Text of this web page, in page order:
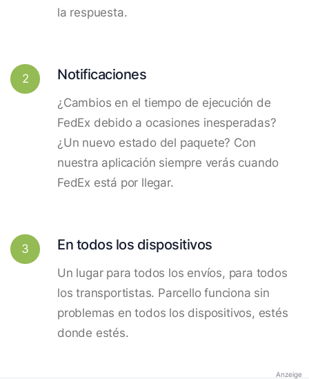
la respuesta.
2 Notificaciones
¿Cambios en el tiempo de ejecución de
FedEx debido a ocasiones inesperadas?
¿Un nuevo estado del paquete? Con
nuestra aplicación siempre verás cuando
FedEx está por llegar.
3 En todos los dispositivos
Un lugar para todos los envíos, para todos
los transportistas. Parcello funciona sin
problemas en todos los dispositivos, estés
donde estés.
Anzeige